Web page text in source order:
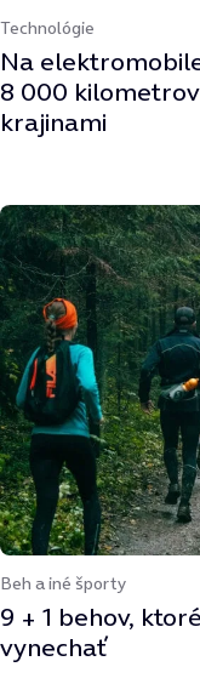
Technológie
Na
8 000
krajinami
Beh a iné športy
9 + 1 behov,
vynechať